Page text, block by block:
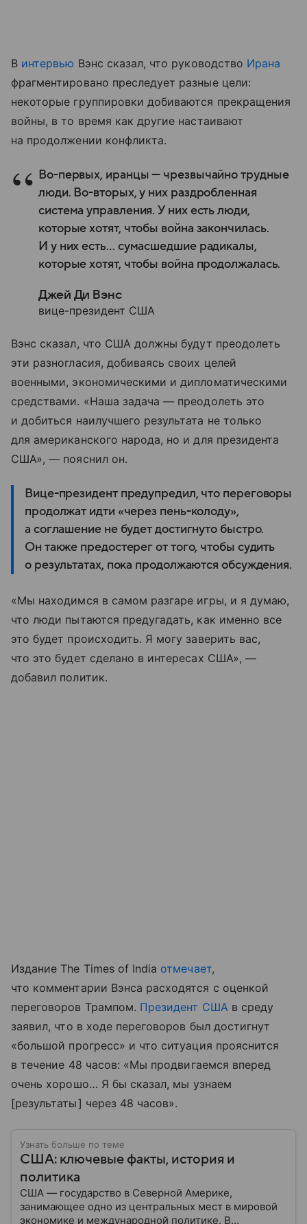
В интервью Вэнс сказал, что руководство Ирана
фрагментировано преследует разные цели:
некоторые группировки добиваются прекращения
войны, в то время как другие настаивают
на продолжении конфликта.
Во-первых, иранцы — чрезвычайно трудные
люди. Во-вторых, у них раздробленная
система управления. У них есть люди,
которые хотят, чтобы война закончилась.
И у них есть… сумасшедшие радикалы,
которые хотят, чтобы война продолжалась.
Джей Ди Вэнс
вице-президент США
Вэнс сказал, что США должны будут преодолеть
эти разногласия, добиваясь своих целей
военными, экономическими и дипломатическими
средствами. «Наша задача — преодолеть это
и добиться наилучшего результата не только
для американского народа, но и для президента
США», — пояснил он.
Вице-президент предупредил, что переговоры
продолжат идти «через пень-колоду»,
а соглашение не будет достигнуто быстро.
Он также предостерег от того, чтобы судить
о результатах, пока продолжаются обсуждения.
«Мы находимся в самом разгаре игры, и я думаю,
что люди пытаются предугадать, как именно все
это будет происходить. Я могу заверить вас,
что это будет сделано в интересах США», —
добавил политик.
Издание The Times of India отмечает,
что комментарии Вэнса расходятся с оценкой
переговоров Трампом. Президент США в среду
заявил, что в ходе переговоров был достигнут
«большой прогресс» и что ситуация прояснится
втечение 48 часов: «Мы продвигаемся вперед
очень хорошо… Я бы сказал, мы узнаем
[результаты] через 48 часов».
Узнать больше по теме
США: ключевые факты, история и
политика
США — государство в Северной Америке,
занимающее одно из центральных мест в мировой
экономике и международной политике. В